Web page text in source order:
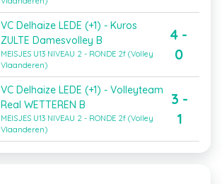
VC Delhaize LEDE (+1) - Kuros
ZULTE Damesvolley B
MEISJES U13 NIVEAU 2 - RONDE 2f (Volley
Vlaanderen)
4 -
0
VC Delhaize LEDE (+1) - Volleyteam
Real WETTEREN B
MEISJES U13 NIVEAU 2 - RONDE 2f (Volley
Vlaanderen)
3 -
1